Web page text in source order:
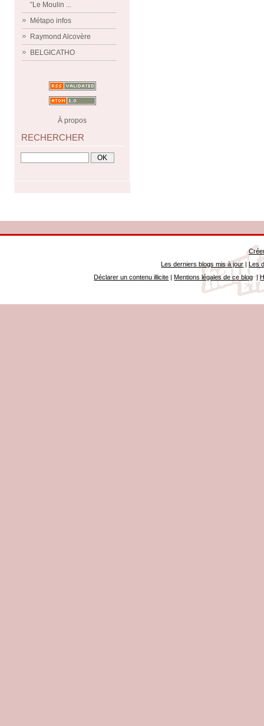
”Le Moulin ...
Métapo infos
Raymond Alcovère
BELGICATHO
À propos
RECHERCHER
Les derniers blogs mis à jour |Les
Déclarer un contenu illicite |Mentions légales de ce blog|